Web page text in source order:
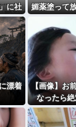
に社
媚薬塗って
ｗｗ
漂着
【画像】お
なったら